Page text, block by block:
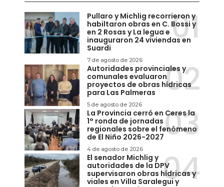
Pullaro y Michlig recorrieron y
habiltaron obras en C. Bossi y
en 2 Rosas y La legua e
inauguraron 24 viviendas en
Suardi
7 de agosto de 2026
Autoridades provinciales y
comunales evaluaron
proyectos de obras hídricas
para Las Palmeras
5 de agosto de 2026
La Provincia cerró en Ceres la
1° ronda de jornadas
regionales sobre el fenómeno
de El Niño 2026-2027
4 de agosto de 2026
El senador Michlig y
autoridades de la DPV
supervisaron obras hídricas y
viales en Villa Saralegui y